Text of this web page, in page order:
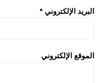
البريد الإلكتروني *
الموقع الإلكتروني